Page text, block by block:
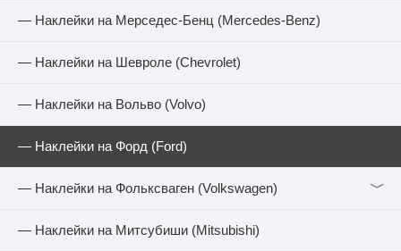
— Наклейки на Мерседес-Бенц (Mercedes-Benz)
— Наклейки на Шевроле (Chevrolet)
— Наклейки на Вольво (Volvo)
— Наклейки на Форд (Ford)
— Наклейки на Фольксваген (Volkswagen) ﹀
— Наклейки на Митсубиши (Mitsubishi)